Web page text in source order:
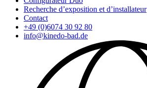
Recherche d’exposition et d’installateur
Contact
+49 (0)6074 30 92 80
info@kinedo-bad.de